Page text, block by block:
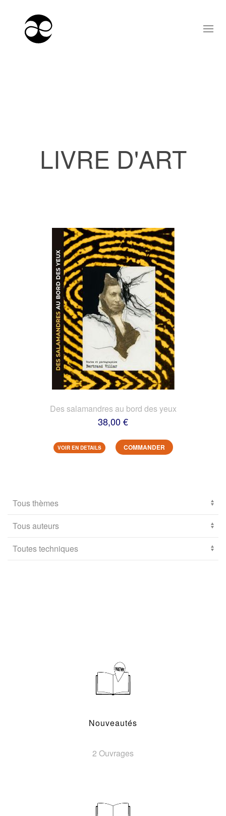
LIVRE D'ART
Des salamandres au bord des yeux
38,00 €
VOIR EN DETAILS COMMANDER
Nouveautés
2 Ouvrages